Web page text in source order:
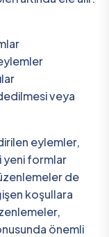
veya
eylemler,
yeni formlar
de
koşullara
önemli